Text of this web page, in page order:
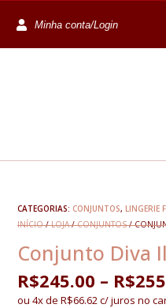
Minha conta/Login
CATEGORIAS: CONJUNTOS, LINGERIE
INÍCIO/LOJA/CONJUNTOS/
Conjunto Diva
R$245.00 – R$
ou 4x de R$66.62c/ juros no